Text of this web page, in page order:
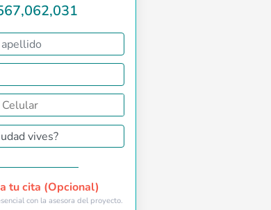
calle 36 Norte, frente al CC
vives?
tu cita (Opcional)
con la asesora del proyecto.